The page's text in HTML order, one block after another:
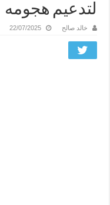
لتدعيم هجومه
خالد صالح 22/07/2025